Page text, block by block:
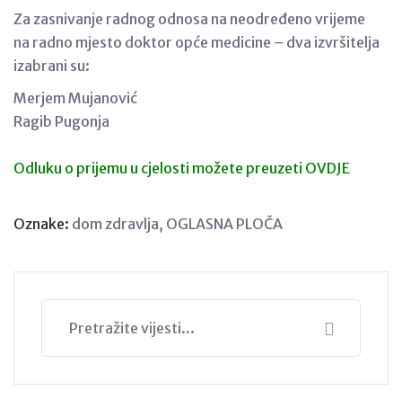
Za zasnivanje radnog odnosa na neodređeno vrijeme
na radno mjesto doktor opće medicine – dva izvršitelja
izabrani su:
Merjem Mujanović
Ragib Pugonja
Odluku o prijemu u cjelosti možete preuzeti OVDJE
Oznake: dom zdravlja, OGLASNA PLOČA